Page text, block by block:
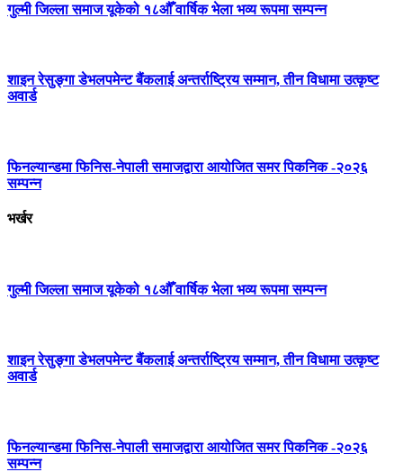
गुल्मी जिल्ला समाज यूकेको १८औँ वार्षिक भेला भव्य रूपमा सम्पन्न
शाइन रेसुङ्गा डेभलपमेन्ट बैंकलाई अन्तर्राष्ट्रिय सम्मान, तीन विधामा उत्कृष्ट
अवार्ड
फिनल्यान्डमा फिनिस-नेपाली समाजद्वारा आयोजित समर पिकनिक -२०२६
सम्पन्न
भर्खर
गुल्मी जिल्ला समाज यूकेको १८औँ वार्षिक भेला भव्य रूपमा सम्पन्न
शाइन रेसुङ्गा डेभलपमेन्ट बैंकलाई अन्तर्राष्ट्रिय सम्मान, तीन विधामा उत्कृष्ट
अवार्ड
फिनल्यान्डमा फिनिस-नेपाली समाजद्वारा आयोजित समर पिकनिक -२०२६
सम्पन्न